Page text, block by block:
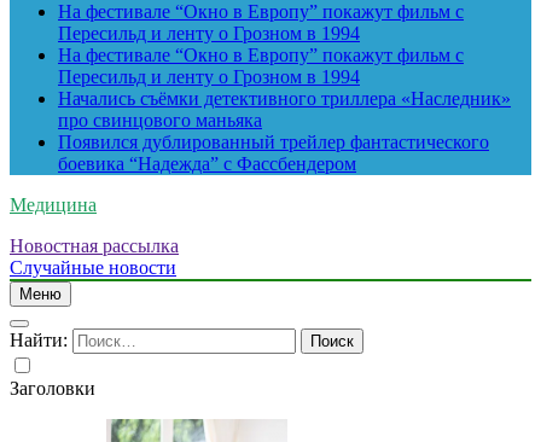
На фестивале “Окно в Европу” покажут фильм с
Пересильд и ленту о Грозном в 1994
На фестивале “Окно в Европу” покажут фильм с
Пересильд и ленту о Грозном в 1994
Начались съёмки детективного триллера «Наследник»
про свинцового маньяка
Появился дублированный трейлер фантастического
боевика “Надежда” с Фассбендером
Медицина
Новостная рассылка
Случайные новости
Меню
Найти:
Заголовки